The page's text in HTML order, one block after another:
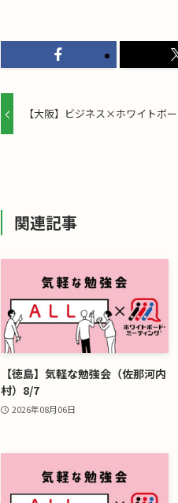
【大阪】ビジネス×ホワイトボ
関連記事
【徳島】気軽な勉強会（佐那河内
村）8/7
2026年08月06日